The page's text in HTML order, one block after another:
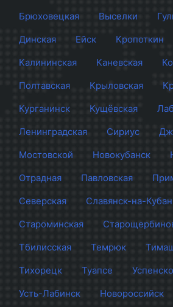
Брюховецкая
Выселки
Динская
Ейск Кропоткин
Калининская
Каневская
Полтавская
Крыловская
Курганинск
Кущёвская
Ленинградская
Сириус
Мостовской
Новокубанск
Отрадная
Павловская
Северская
Славянск-на-
Староминская
Тбилисская
Темрюк
Тихорецк
Туапсе
Усть-Лабинск
Новороссийск